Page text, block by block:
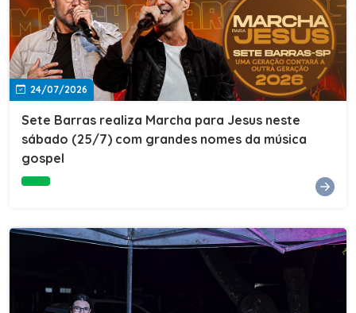
24/07/2026
Sete Barras realiza Marcha para Jesus neste
sábado (25/7) com grandes nomes da música
gospel